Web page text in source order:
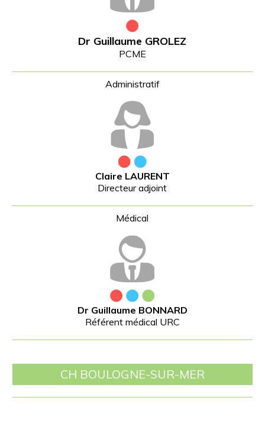
Dr Guillaume GROLEZ
PCME
Claire LAURENT
Directeur adjoint
Dr Guillaume BONNARD
Référent médical URC
CH BOULOGNE-SUR-MER